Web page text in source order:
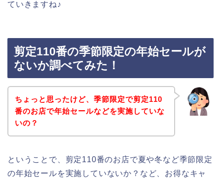
ていきますね♪
剪定110番の季節限定の年始セールが
ないか調べてみた！
ちょっと思ったけど、季節限定で剪定110
番のお店で年始セールなどを実施していな
いの？
ということで、剪定110番のお店で夏や冬など季節限定
の年始セールを実施していないか？など、お得なキャ